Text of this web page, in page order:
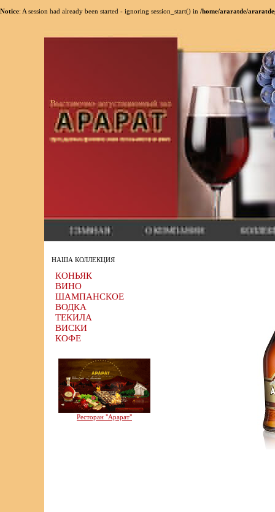
Notice: A session had already been started - ignoring session_start() in /home/araratde/
НАША КОЛЛЕКЦИЯ
КОНЬЯК
ВИНО
ШАМПАНСКОЕ
ВОДКА
ТЕКИЛА
ВИСКИ
КОФЕ
Ресторан "Арарат"